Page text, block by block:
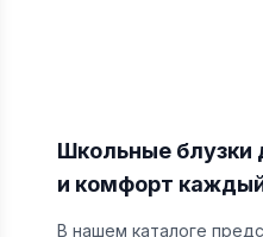
Школьные блузки
и комфорт
В нашем каталоге